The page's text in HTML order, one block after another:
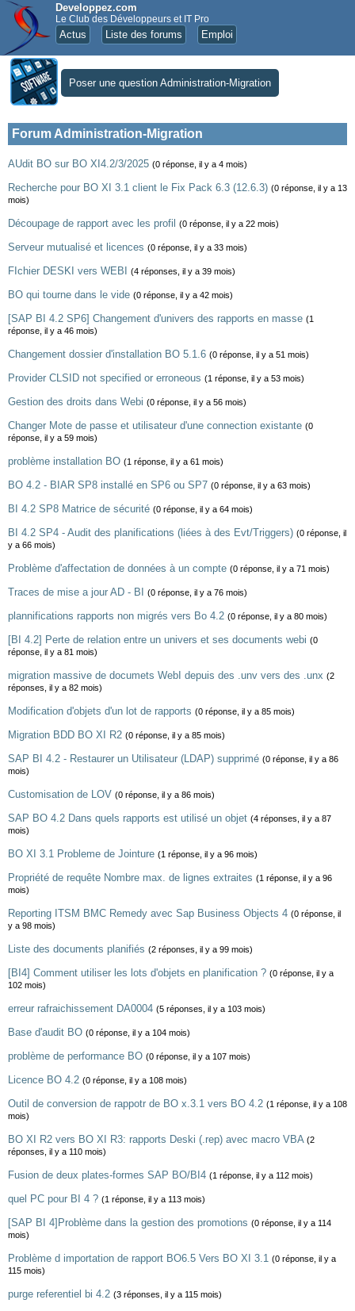
Developpez.com
Le Club des Développeurs et IT Pro
Actus Liste des forums Emploi
Poser une question Administration-Migration
Forum Administration-Migration
AUdit BO sur BO XI4.2/3/2025 (0 réponse, il y a 4 mois)
Recherche pour BO XI 3.1 client le Fix Pack 6.3 (12.6.3) (0 réponse, il y a 13
mois)
Découpage de rapport avec les profil (0 réponse, il y a 22 mois)
Serveur mutualisé et licences (0 réponse, il y a 33 mois)
FIchier DESKI vers WEBI (4 réponses, il y a 39 mois)
BO qui tourne dans le vide (0 réponse, il y a 42 mois)
[SAP BI 4.2 SP6] Changement d'univers des rapports en masse (1
réponse, il y a 46 mois)
Changement dossier d'installation BO 5.1.6 (0 réponse, il y a 51 mois)
Provider CLSID not specified or erroneous (1 réponse, il y a 53 mois)
Gestion des droits dans Webi (0 réponse, il y a 56 mois)
Changer Mote de passe et utilisateur d'une connection existante (0
réponse, il y a 59 mois)
problème installation BO (1 réponse, il y a 61 mois)
BO 4.2 - BIAR SP8 installé en SP6 ou SP7 (0 réponse, il y a 63 mois)
BI 4.2 SP8 Matrice de sécurité (0 réponse, il y a 64 mois)
BI 4.2 SP4 - Audit des planifications (liées à des Evt/Triggers) (0 réponse, il
y a 66 mois)
Problème d'affectation de données à un compte (0 réponse, il y a 71 mois)
Traces de mise a jour AD - BI (0 réponse, il y a 76 mois)
plannifications rapports non migrés vers Bo 4.2 (0 réponse, il y a 80 mois)
[BI 4.2] Perte de relation entre un univers et ses documents webi (0
réponse, il y a 81 mois)
migration massive de documets WebI depuis des .unv vers des .unx (2
réponses, il y a 82 mois)
Modification d'objets d'un lot de rapports (0 réponse, il y a 85 mois)
Migration BDD BO XI R2 (0 réponse, il y a 85 mois)
SAP BI 4.2 - Restaurer un Utilisateur (LDAP) supprimé (0 réponse, il y a 86
mois)
Customisation de LOV (0 réponse, il y a 86 mois)
SAP BO 4.2 Dans quels rapports est utilisé un objet (4 réponses, il y a 87
mois)
BO XI 3.1 Probleme de Jointure (1 réponse, il y a 96 mois)
Propriété de requête Nombre max. de lignes extraites (1 réponse, il y a 96
mois)
Reporting ITSM BMC Remedy avec Sap Business Objects 4 (0 réponse, il
y a 98 mois)
Liste des documents planifiés (2 réponses, il y a 99 mois)
[BI4] Comment utiliser les lots d'objets en planification ? (0 réponse, il y a
102 mois)
erreur rafraichissement DA0004 (5 réponses, il y a 103 mois)
Base d'audit BO (0 réponse, il y a 104 mois)
problème de performance BO (0 réponse, il y a 107 mois)
Licence BO 4.2 (0 réponse, il y a 108 mois)
Outil de conversion de rappotr de BO x.3.1 vers BO 4.2 (1 réponse, il y a 108
mois)
BO XI R2 vers BO XI R3: rapports Deski (.rep) avec macro VBA (2
réponses, il y a 110 mois)
Fusion de deux plates-formes SAP BO/BI4 (1 réponse, il y a 112 mois)
quel PC pour BI 4 ? (1 réponse, il y a 113 mois)
[SAP BI 4]Problème dans la gestion des promotions (0 réponse, il y a 114
mois)
Problème d importation de rapport BO6.5 Vers BO XI 3.1 (0 réponse, il y a
115 mois)
purge referentiel bi 4.2 (3 réponses, il y a 115 mois)